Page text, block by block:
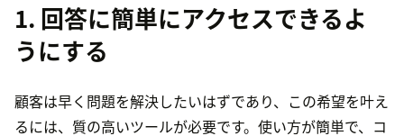
1. 回答に簡単にアクセスできるよ
うにする
顧客は早く問題を解決したいはずであり、この希望を叶え
るには、質の高いツールが必要です。使い方が簡単で、コ